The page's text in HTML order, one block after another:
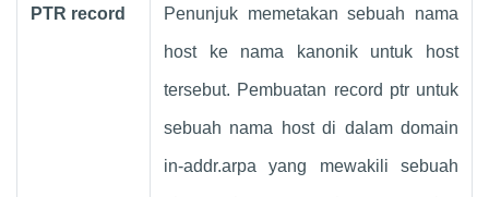
PTR record Penunjuk memetakan sebuah nama
host ke nama kanonik untuk host
tersebut. Pembuatan record ptr untuk
sebuah nama host di dalam domain
in-addr.arpa yang mewakili sebuah